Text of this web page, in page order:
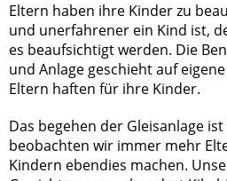
Eltern haben ihre Kinder zu
und unerfahrener ein Kind ist,
es beaufsichtigt werden. Die
und Anlage geschieht auf
Eltern haften für ihre Kinder.
Das begehen der Gleisanlage
beobachten wir immer mehr
Kindern ebendies machen.